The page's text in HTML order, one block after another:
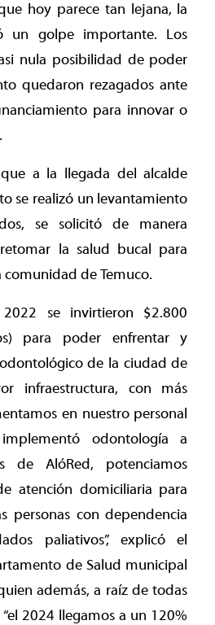
hoy parece tan lejana, la
un golpe importante. Los
nula posibilidad de poder
quedaron rezagados ante
para innovar o
a la llegada del alcalde
se realizó un levantamiento
se solicitó de manera
la salud bucal para
de Temuco.
se invirtieron $2.800
para poder enfrentar y
de la ciudad de
infraestructura, con más
en nuestro personal
odontología a
de AlóRed, potenciamos
atención domiciliaria para
personas con dependencia
paliativos”, explicó el
de Salud municipal
además, a raíz de todas
2024 llegamos a un 120%